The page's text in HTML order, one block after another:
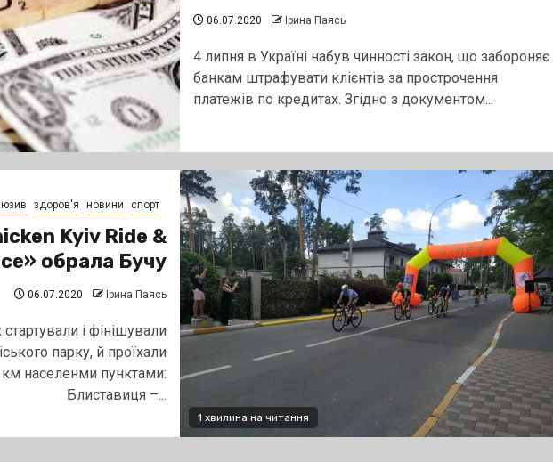
06.07.2020 Ірина Паясь
4 липня в Україні набув чинності закон, що забороняє
банкам штрафувати клієнтів за прострочення
платежів по кредитах. Згідно з документом...
1 хвилина на читання
здоров'я новини спорт
Kyiv Ride &
обрала Бучу
06.07.2020 Ірина Паясь
і фінішували
парку, й проїхали
населенми пунктами:
Блиставиця –...